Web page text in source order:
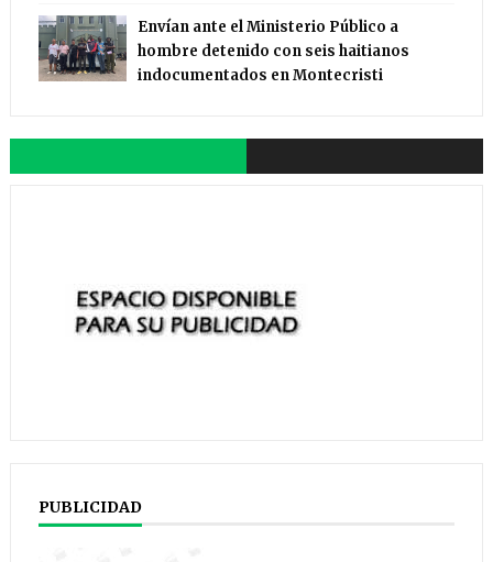
Envían ante el Ministerio Público a
hombre detenido con seis haitianos
indocumentados en Montecristi
PUBLICIDAD